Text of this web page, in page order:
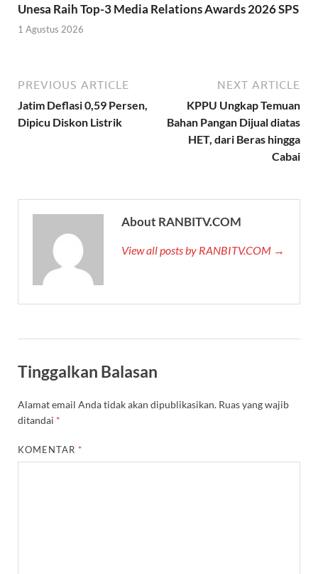
Unesa Raih Top-3 Media Relations Awards 2026 SPS
1 Agustus 2026
PREVIOUS ARTICLE
Jatim Deflasi 0,59 Persen,
Dipicu Diskon Listrik
NEXT ARTICLE
KPPU Ungkap Temuan
Bahan Pangan Dijual diatas
HET, dari Beras hingga
Cabai
About RANBITV.COM
View all posts by RANBITV.COM →
Tinggalkan Balasan
Alamat email Anda tidak akan dipublikasikan. Ruas yang wajib
ditandai *
KOMENTAR *